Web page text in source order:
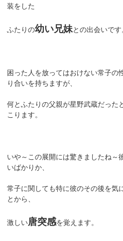
装をした
ふたりの幼い兄妹との出会いです
困った人を放ってはおけない常子の
り合いを持ちますが、
何とふたりの父親が星野武蔵だった
こります。
いや～この展開には驚きましたね～
いばかりか、
常子に関しても特に彼のその後を気
とから、
激しい唐突感を覚えます。